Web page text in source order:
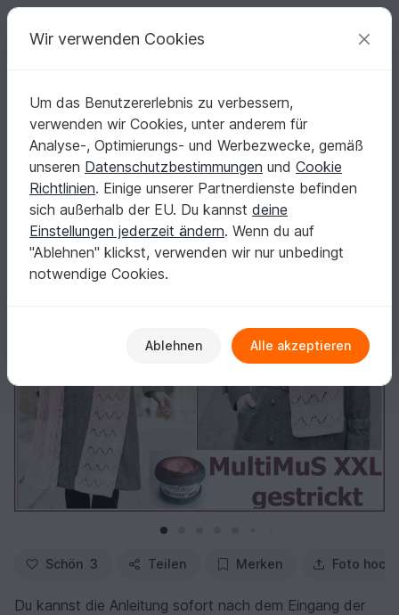
Deine kreativen Ideen
Deutsch | € (EUR) einloggen Kostenlos registrieren
Startseite Stricken Schals Weitere Schals
MultiMuS XXL gestrickt mit 2 BOBBEL Woolly Hugs COTTON
MultiMuS XXL gestrickt mit 2 BOBBEL Woolly
Hugs COTTON
Schön 3 Teilen Merken Foto
Du kannst die Anleitung sofort nach dem Eingang der
Wir verwenden Cookies
Um das Benutzererlebnis zu verbessern,
verwenden wir Cookies, unter anderem für
Analyse-, Optimierungs- und Werbezwecke, gemäß
unseren Datenschutzbestimmungen und Cookie
Richtlinien. Einige unserer Partnerdienste befinden
sich außerhalb der EU. Du kannst deine
Einstellungen jederzeit ändern. Wenn du auf
"Ablehnen" klickst, verwenden wir nur unbedingt
notwendige Cookies.
Ablehnen Alle akzeptieren